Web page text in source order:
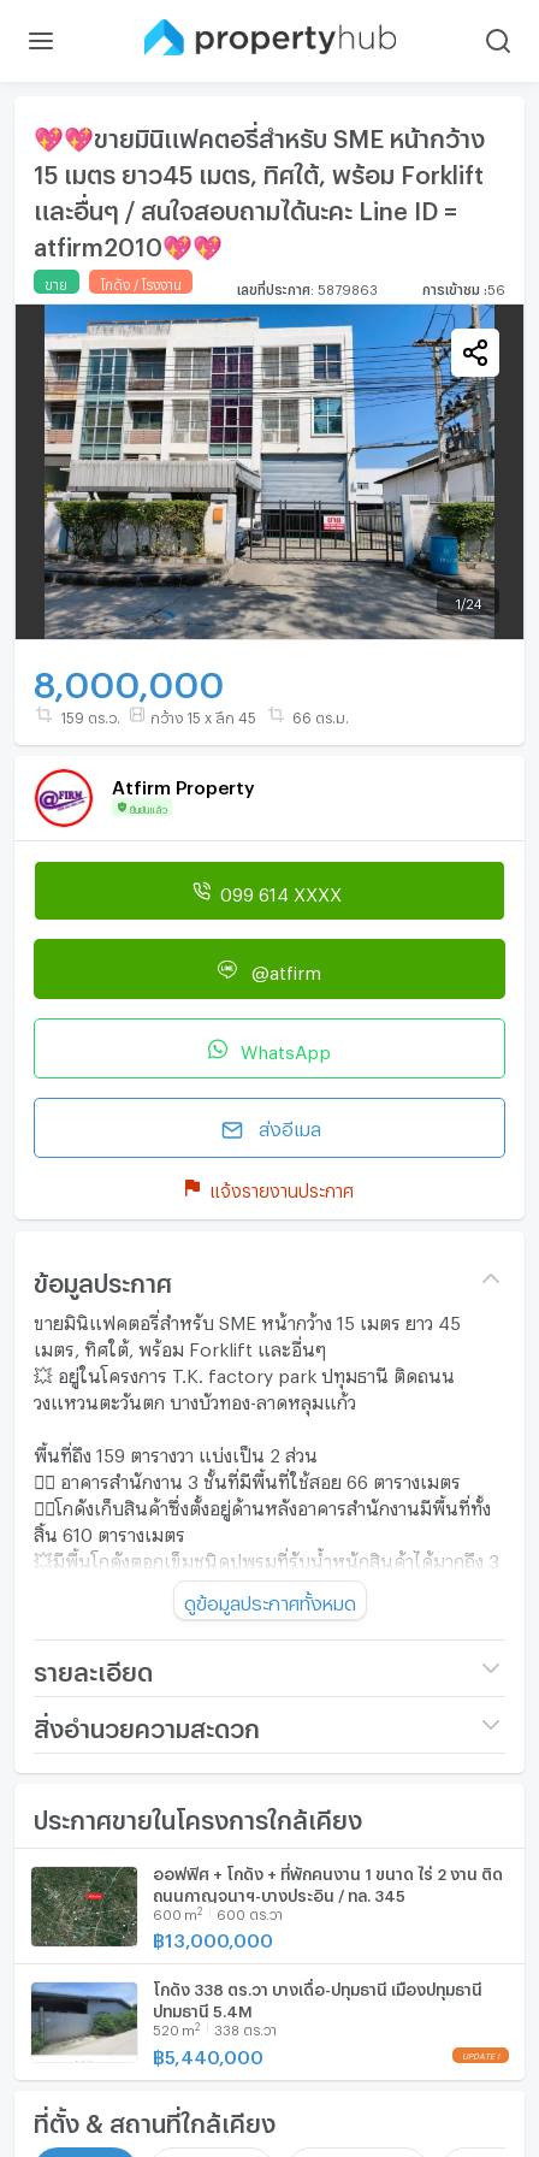
💖💖ขายมินิแฟคตอรี่สำหรับ SME หน้ากว้าง
15 เมตร ยาว45 เมตร, ทิศใต้, พร้อม Forklift
และอื่นๆ / สนใจสอบถามได้นะคะ Line ID =
atfirm2010💖💖
ขาย โกดัง / โรงงาน เลขที่ประกาศ 5879863 การเข้าชม 56
1/24
8,000,000
159 ตร.ว. กว้าง 15 x ลึก 45 66 ตร.ม.
Atfirm Property
ยืนยันแล้ว
099 614 XXXX
@atfirm
WhatsApp
ส่งอีเมล
แจ้งรายงานประกาศ
ข้อมูลประกาศ
ขายมินิแฟคตอรี่สำหรับ SME หน้ากว้าง 15 เมตร ยาว 45
เมตร, ทิศใต้, พร้อม Forklift และอื่นๆ
💥 อยู่ในโครงการ T.K. factory park ปทุมธานี ติดถนน
วงแหวนตะวันตก บางบัวทอง-ลาดหลุมแก้ว
พื้นที่ถึง 159 ตารางวา แบ่งเป็น 2 ส่วน
👉🏻 อาคารสำนักงาน 3 ชั้นที่มีพื้นที่ใช้สอย 66 ตารางเมตร
👉🏻โกดังเก็บสินค้าซึ่งตั้งอยู่ด้านหลังอาคารสำนักงานมีพื้นที่ทั้ง
สิ้น 610 ตารางเมตร
💥มีพื้นโกดังตอกเข็มชนิดปูพรมที่รับน้ำหนักสินค้าได้มากถึง 3
รายละเอียดของแถม
-มีใบอนุญาต รง4
-Forklift
-ปั้มลม
12,000 BTU 1 เครื่อง รวม 7 เครื่อง
-เฟอร์นิเจอร์&เครื่องใช้สำนักงาน บางส่วน
ราคา 8,000,000 บาท
สิ่งอำนวยความสะดวก
- มีนิติบุคคลดูแล
-เจ้าหน้าที่รักษาความปลอดภัยตลอด 24ชั่วโมง
-กล้องวงจรปิด
-ถนนภายในโครงการ กว้าง 12เมตร รถคอนเทนเนอร์เข้า-ออก
ดูข้อมูลประกาศทั้งหมด
รายละเอียด
ราคา 8,000,000
ขนาดที่ดิน 159 ตร.ว.
พื้นที่ใช้สอย (ตร.ม.)
ลึก (เมตร)
สิ่งอำนวยความสะดวก
เฟอร์นิเจอร์
โทรศัพท์บ้าน
เครื่องปรับอากาศ
เครื่องทำน้ำร้อน/น้ำอุ่น
ประตูห้องระบบ digital lock
อ่างอาบน้ำ
TV
ตู้เย็น
ประกาศขายในโครงการใกล้เคียง
ออฟฟิศ + โกดัง + ที่พักคนงาน 1 ขนาด ไร่ 2 งาน ติด
ถนนกาญจนาฯ-บางประอิน / ทล. 345
600 m2 600 ตร.วา
฿13,000,000
โกดัง 338 ตร.วา บางเดื่อ-ปทุมธานี เมืองปทุมธานี
ปทุมธานี 5.4M
520 m2 338 ตร.วา
฿5,440,000 UPDATE !
ที่ตั้ง & สถานที่ใกล้เคียง